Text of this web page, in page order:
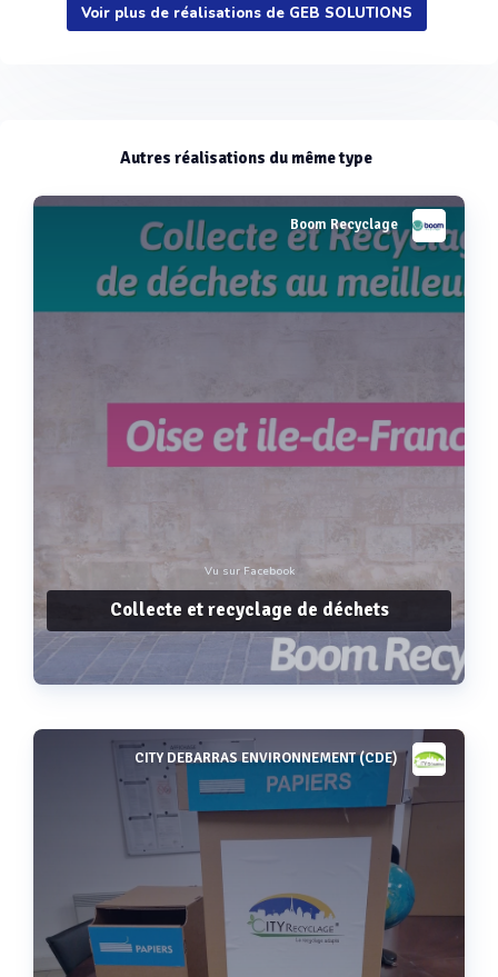
Voir plus
Voir plus de réalisations de GEB SOLUTIONS
Autres réalisations du même type
Boom Recyclage
Vu sur Facebook
Collecte et recyclage de déchets
Voir plus
CITY DEBARRAS ENVIRONNEMENT (CDE)